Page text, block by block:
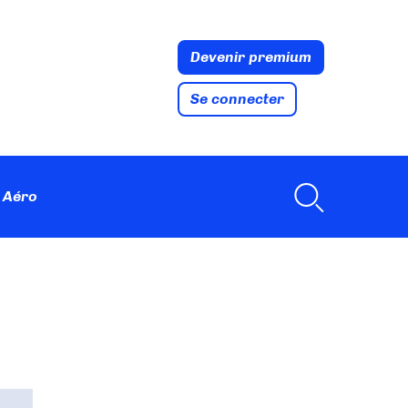
Devenir premium
Se connecter